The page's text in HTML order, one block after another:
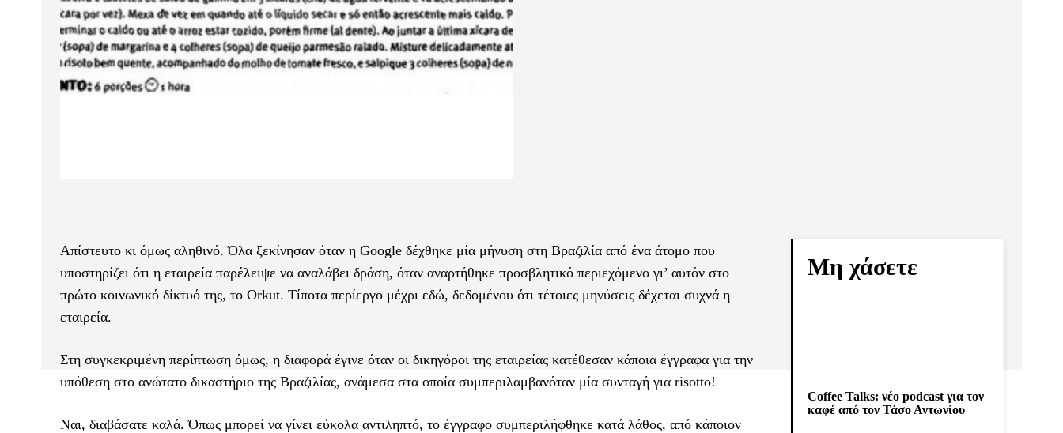
Απίστευτο κι όμως αληθινό. Όλα ξεκίνησαν όταν η Google δέχθηκε μία μήνυση στη Βραζιλία από ένα άτομο που
υποστηρίζει ότι η εταιρεία παρέλειψε να αναλάβει δράση, όταν αναρτήθηκε προσβλητικό περιεχόμενο γι’ αυτόν στο
πρώτο κοινωνικό δίκτυό της, το Orkut. Τίποτα περίεργο μέχρι εδώ, δεδομένου ότι τέτοιες μηνύσεις δέχεται συχνά η
εταιρεία.
Στη συγκεκριμένη περίπτωση όμως, η διαφορά έγινε όταν οι δικηγόροι της εταιρείας κατέθεσαν κάποια έγγραφα για την
υπόθεση στο ανώτατο δικαστήριο της Βραζιλίας, ανάμεσα στα οποία συμπεριλαμβανόταν μία συνταγή για risotto!
Ναι, διαβάσατε καλά. Όπως μπορεί να γίνει εύκολα αντιληπτό, το έγγραφο συμπεριλήφθηκε κατά λάθος, από κάποιον
Μη χάσετε
Coffee Talks: νέο podcast για τον
καφέ από τον Τάσο Αντωνίου